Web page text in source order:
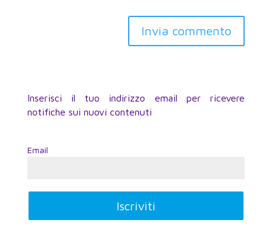
Inserisci il tuo indirizzo email per ricevere
notifiche sui nuovi contenuti
Email